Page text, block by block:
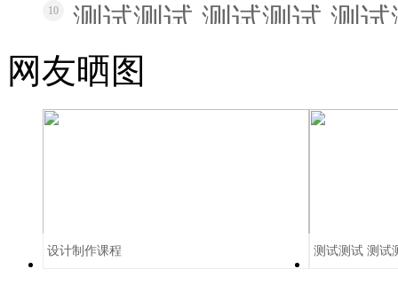
10 测试测试 测试测试 测
网友晒图
设计制作课程 测试测试 测试